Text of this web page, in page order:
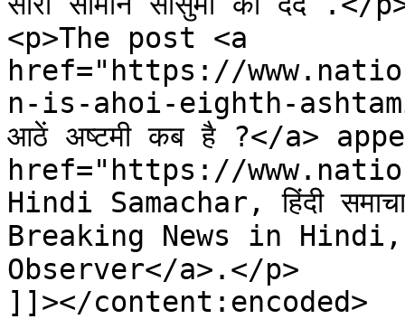
<p>The post <a
href="https://
n-is-ahoi-eighth-
आठें अष्टमी कब है ?</a>
href="https://
Hindi Samachar, हिंदी
Breaking News in
Observer</a>.</p>
]]></content:encoded>